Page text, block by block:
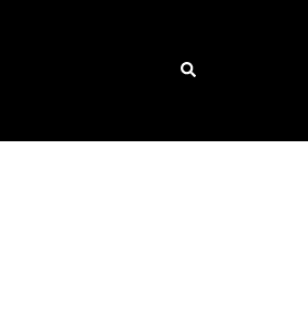
Buscar